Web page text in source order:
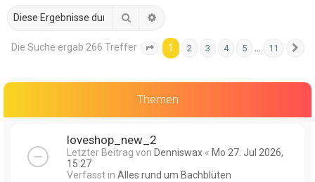
Suche
Die Suche ergab 266 Treffer Seite 1 von 11
1 2 3 4 5 … 11
Themen
loveshop_new_2
Letzter Beitrag von Denniswax « Mo 27. Jul 2026,
15:27
Verfasst in Alles rund um Bachblüten